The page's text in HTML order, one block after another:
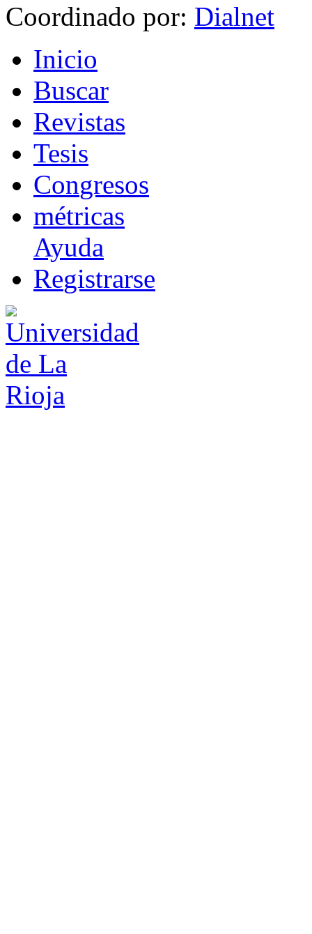
Coordinado por:
Inicio
Buscar
Revistas
Tesis
Congresos
métricas
Ayuda
Registrarse